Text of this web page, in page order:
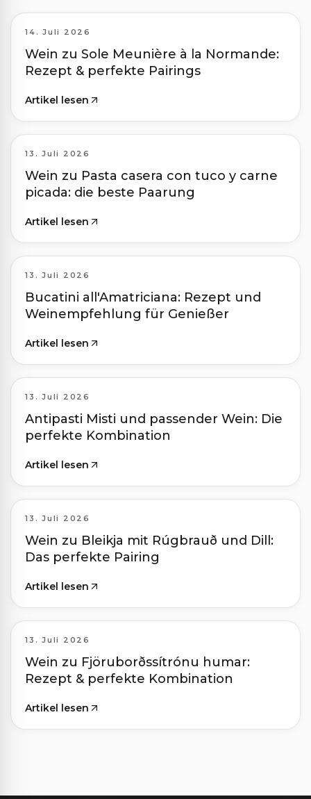
14. Juli 2026
Wein zu Sole Meunière à la Normande:
Rezept & perfekte Pairings
Artikel lesen
13. Juli 2026
Wein zu Pasta casera con tuco y carne
picada: die beste Paarung
Artikel lesen
13. Juli 2026
Bucatini all'Amatriciana: Rezept und
Weinempfehlung für Genießer
Artikel lesen
13. Juli 2026
Antipasti Misti und passender Wein: Die
perfekte Kombination
Artikel lesen
13. Juli 2026
Wein zu Bleikja mit Rúgbrauð und Dill:
Das perfekte Pairing
Artikel lesen
13. Juli 2026
Wein zu Fjöruborðssítrónu humar:
Rezept & perfekte Kombination
Artikel lesen